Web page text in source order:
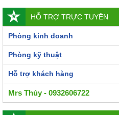
HỖ TRỢ TRỰC TUYẾN
Phòng kinh doanh
Phòng kỹ thuật
Hỗ trợ khách hàng
Mrs Thủy - 0932606722